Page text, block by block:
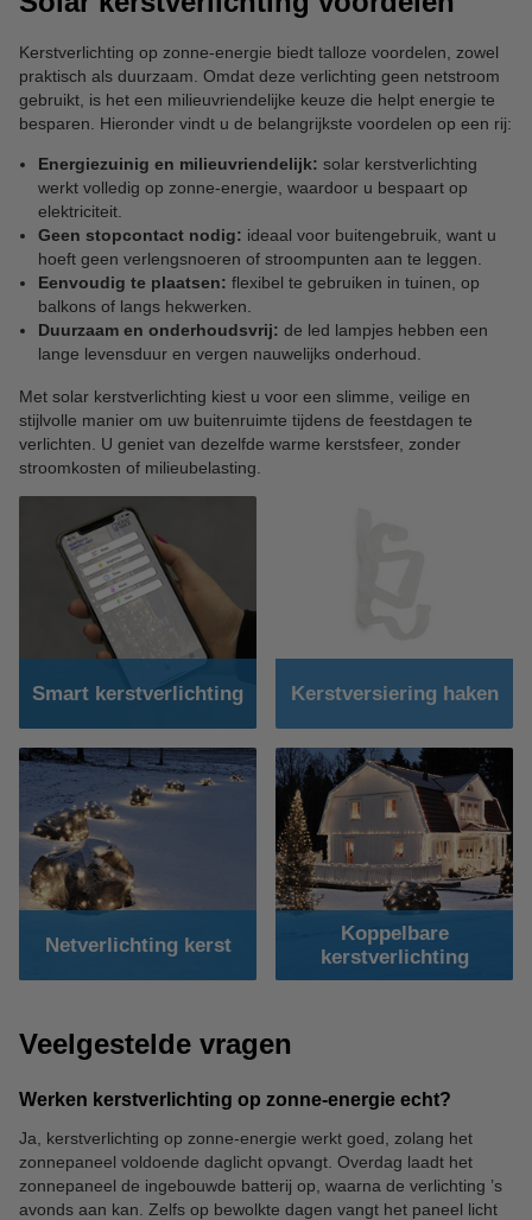
Kerstverlichting op zonne-energie biedt talloze voordelen, zowel
praktisch als duurzaam. Omdat deze verlichting geen netstroom
gebruikt, is het een milieuvriendelijke keuze die helpt energie te
besparen. Hieronder vindt u de belangrijkste voordelen op een rij:
Energiezuinig en milieuvriendelijk: solar kerstverlichting
werkt volledig op zonne-energie, waardoor u bespaart op
elektriciteit.
Geen stopcontact nodig: ideaal voor buitengebruik, want u
hoeft geen verlengsnoeren of stroompunten aan te leggen.
Eenvoudig te plaatsen: flexibel te gebruiken in tuinen, op
balkons of langs hekwerken.
Duurzaam en onderhoudsvrij: de led lampjes hebben een
lange levensduur en vergen nauwelijks onderhoud.
Met solar kerstverlichting kiest u voor een slimme, veilige en
stijlvolle manier om uw buitenruimte tijdens de feestdagen te
verlichten. U geniet van dezelfde warme kerstsfeer, zonder
stroomkosten of milieubelasting.
Smart kerstverlichting Kerstversiering haken
Netverlichting kerst
Koppelbare
kerstverlichting
Veelgestelde vragen
Werken kerstverlichting op zonne-energie echt?
Ja, kerstverlichting op zonne-energie werkt goed, zolang het
zonnepaneel voldoende daglicht opvangt. Overdag laadt het
zonnepaneel de ingebouwde batterij op, waarna de verlichting ’s
avonds aan kan. Zelfs op bewolkte dagen vangt het paneel licht